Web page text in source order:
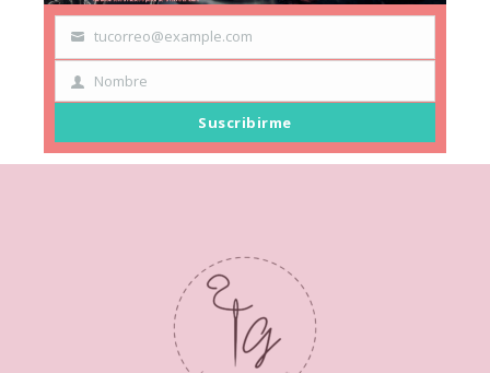
Your
email
tucorreo@example.com
First
Nombre
Suscribirme